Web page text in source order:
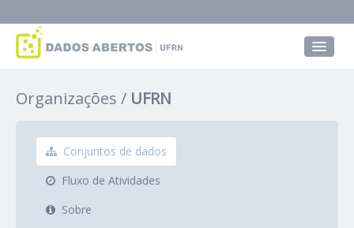
Grupos
Sobre
Organizações UFRN
Conjuntos de dados
Fluxo de Atividades
Sobre